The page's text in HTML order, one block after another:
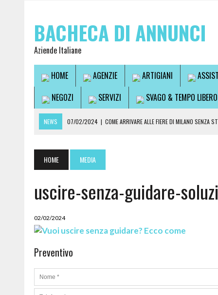
BACHECA DI ANNUNCI
Aziende Italiane
HOME AGENZIE ARTIGIANI
NEGOZI
SERVIZI SVAGO & TEMPO LIBERO
NEWS 07/02/2024 | COME ARRIVARE ALLE FIERE DI MILANO SENZA
28/07/2021 | CONSULTI DI CARTOMANZIA
08/03/2024
QUALI SONO LE MIGLIORI PIANTE DA APPARTAMENTO
HOME MEDIA
uscire-senza-guidare-
02/02/2024
Preventivo